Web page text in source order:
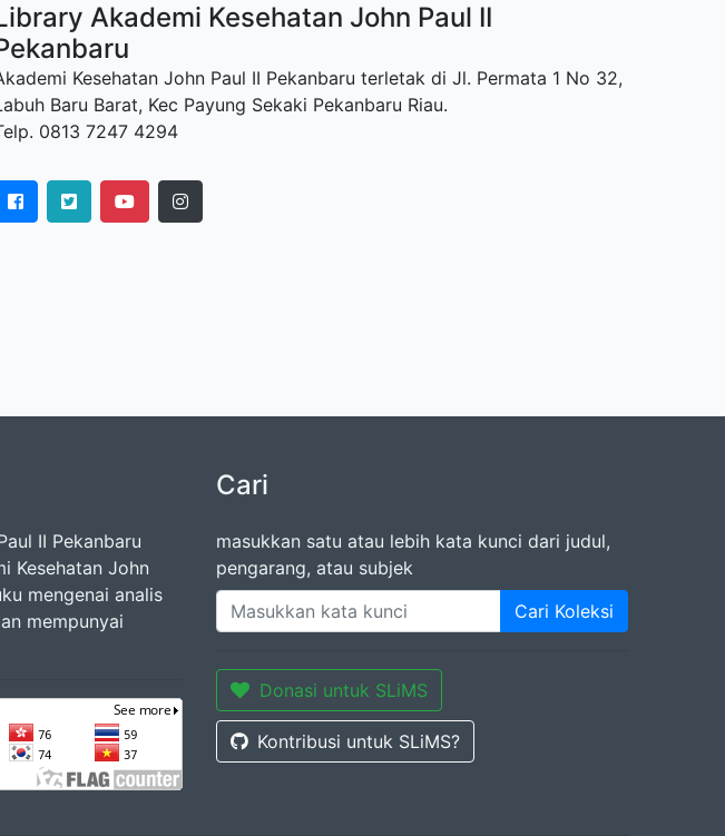
Akademi Kesehatan John Paul II
Kesehatan John Paul II Pekanbaru terletak di Jl. Permata 1 No 32,
Baru Barat, Kec Payung Sekaki Pekanbaru Riau.
0813 7247 4294
II Pekanbaru
Kesehatan John
mengenai analis
mempunyai
Cari
masukkan satu atau lebih kata kunci dari judul,
pengarang, atau subjek
Cari Koleksi
Donasi untuk SLiMS
Kontribusi untuk SLiMS?